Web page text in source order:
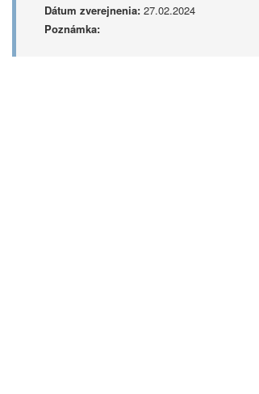
Dátum zverejnenia:27.02.2024
Poznámka: